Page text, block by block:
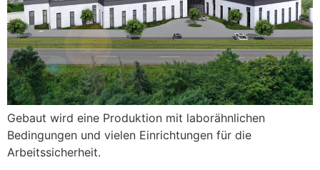
Gebaut wird eine Produktion mit laborähnlichen
Bedingungen und vielen Einrichtungen für die
Arbeitssicherheit.